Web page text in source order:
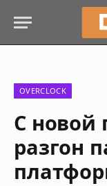
OVERCLOCK
С новой
разгон